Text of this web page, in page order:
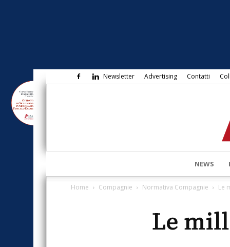
Newsletter Advertising Contatti
NEWS
Home Compagnie Normativa Compagnie Le
Le